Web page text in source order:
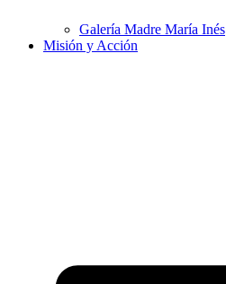
Galería Madre María Inés
Misión y Acción